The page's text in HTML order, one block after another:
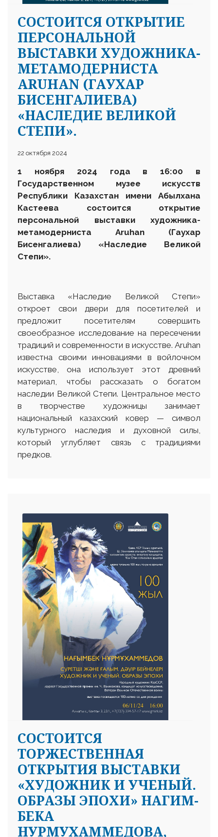
CОСТОИТСЯ ОТКРЫТИЕ
ПЕРСОНАЛЬНОЙ
ВЫСТАВКИ ХУДОЖНИКА-
МЕТАМОДЕРНИСТА
ARUHAN (ГАУХАР
БИСЕНГАЛИЕВА)
«НАСЛЕДИЕ ВЕЛИКОЙ
СТЕПИ».
22 октября 2024
1 ноября 2024 года в 16:00 в
Государственном музее искусств
Республики Казахстан имени Абылхана
Кастеева состоится открытие
персональной выставки художника-
метамодерниста Aruhan (Гаухар
Бисенгалиева) «Наследие Великой
Степи».
Выставка «Наследие Великой Степи»
откроет свои двери для посетителей и
предложит посетителям совершить
своеобразное исследование на пересечении
традиций и современности в искусстве. Aruhan
известна своими инновациями в войлочном
искусстве, она использует этот древний
материал, чтобы рассказать о богатом
наследии Великой Степи. Центральное место
в творчестве художницы занимает
национальный казахский ковер — символ
культурного наследия и духовной силы,
который углубляет связь с традициями
предков.
CОСТОИТСЯ
ТОРЖЕСТВЕННАЯ
ОТКРЫТИЯ ВЫСТАВКИ
«ХУДОЖНИК И УЧЕНЫЙ.
ОБРАЗЫ ЭПОХИ» НАГИМ-
БЕКА
НУРМУХАММЕДОВА,